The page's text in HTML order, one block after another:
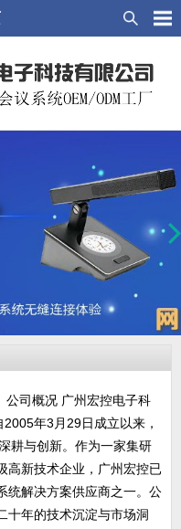
司概况 广州宏控电子科
年3月29日成立以来，
耕与创新。作为一家集研
高新技术企业，广州宏控已
统解决方案供应商之一。公
十年的技术沉淀与市场洞